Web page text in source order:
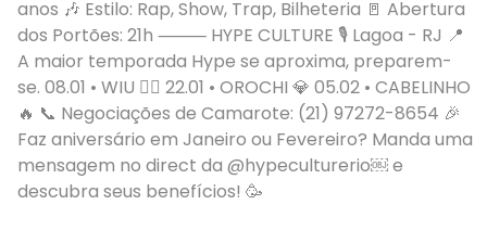
anos 🎶 Estilo: Rap, Show, Trap, Bilheteria 🚪 Abertura
dos Portões: 21h ⸻ HYPE CULTURE 🎙️ Lagoa - RJ 📍
A maior temporada Hype se aproxima, preparem-
se. 08.01 • WIU ❤️‍🔥 22.01 • OROCHI 💎 05.02 • CABELINHO
🔥 📞 Negociações de Camarote: (21) 97272-8654 🎉
Faz aniversário em Janeiro ou Fevereiro? Manda uma
mensagem no direct da @hypeculturerio￼ e
descubra seus benefícios! 🥳